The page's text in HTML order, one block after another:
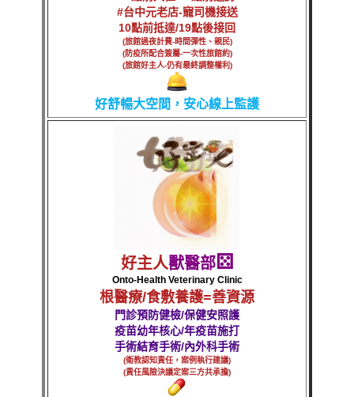
#台中元老店-寵司機接送
10點前抵達/19點後接回
(旅館過夜計費-時間彈性、親民)
(防疫所配合簽屬-一次性旅館約)
(旅館好主人-仍有最終調整權利)
好舒暢大空間，安心線上監護
好主人獸醫部⚄
Onto-Health Veterinary Clinic
根醫療/食敷養護=善資源
門診預防健檢/保健安照護
疫苗幼年核心/年疫苗施打
手術結育手術/內外科手術
(衛教認知責任，案例執行建議)
(責任風險決議定案三方共承擔)